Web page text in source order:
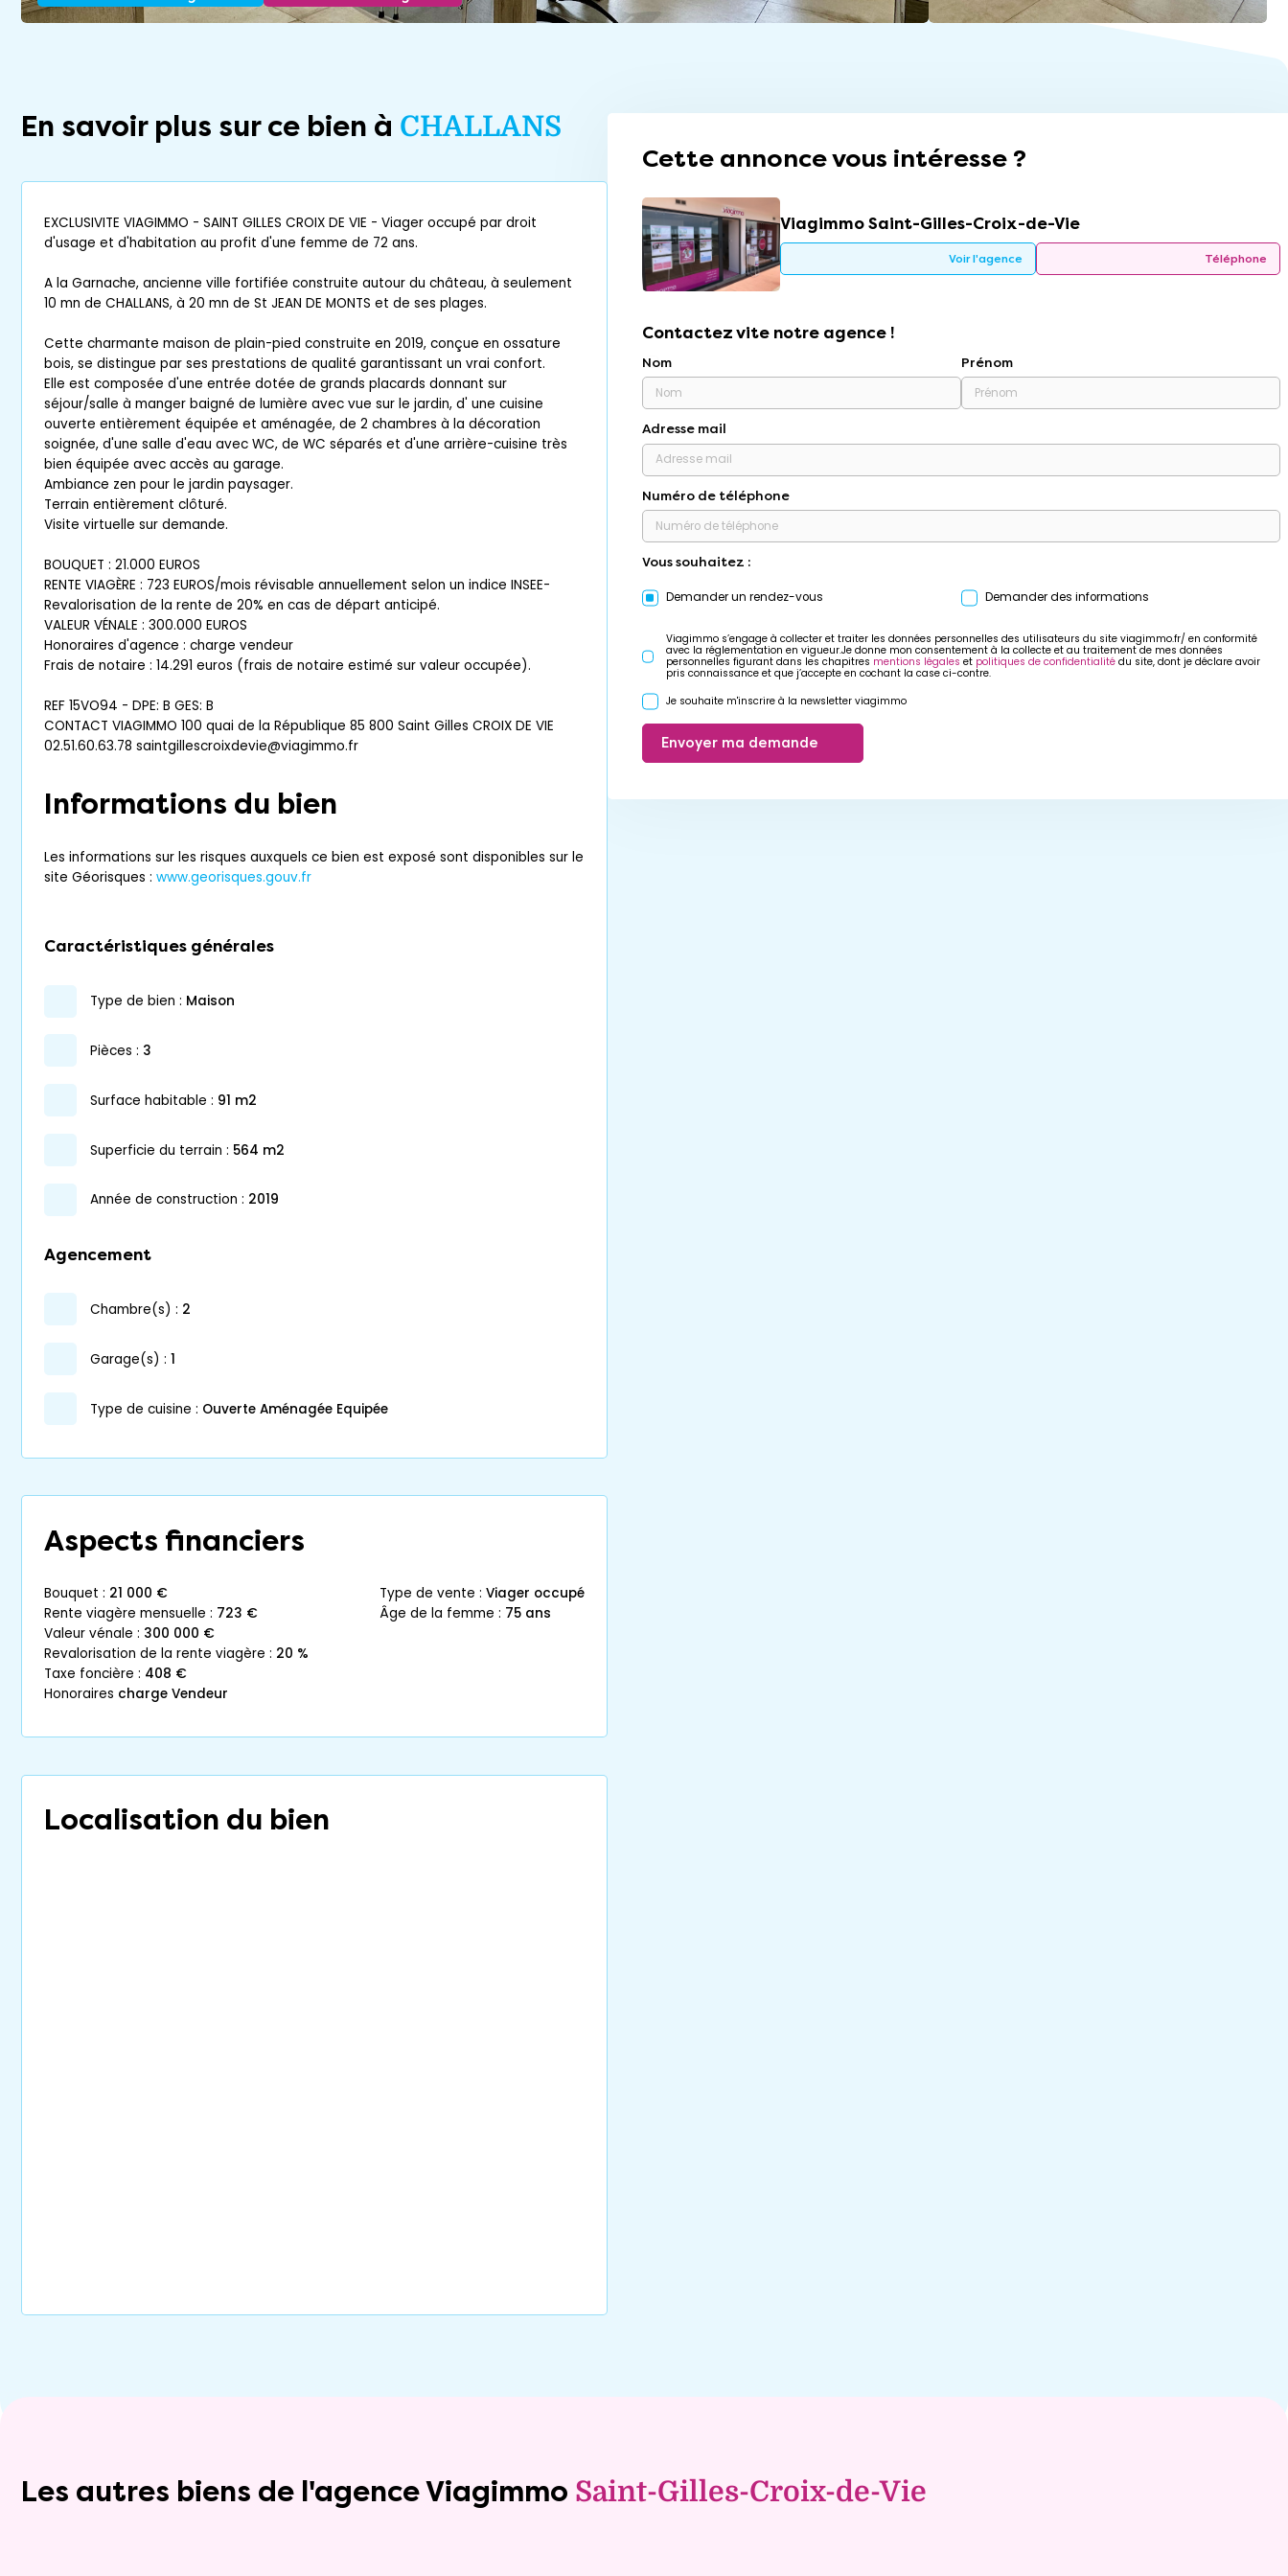
En savoir plus sur ce bien à CHALLANS
EXCLUSIVITE VIAGIMMO - SAINT GILLES CROIX DE VIE - Viager occupé par droit
d'usage et d'habitation au profit d'une femme de 72 ans.
A la Garnache, ancienne ville fortifiée construite autour du château, à seulement
10 mn de CHALLANS, à 20 mn de St JEAN DE MONTS et de ses plages.
Cette charmante maison de plain-pied construite en 2019, conçue en ossature
bois, se distingue par ses prestations de qualité garantissant un vrai confort.
Elle est composée d'une entrée dotée de grands placards donnant sur
séjour/salle à manger baigné de lumière avec vue sur le jardin, d' une cuisine
ouverte entièrement équipée et aménagée, de 2 chambres à la décoration
soignée, d'une salle d'eau avec WC, de WC séparés et d'une arrière-cuisine très
bien équipée avec accès au garage.
Ambiance zen pour le jardin paysager.
Terrain entièrement clôturé.
Visite virtuelle sur demande.
BOUQUET : 21.000 EUROS
RENTE VIAGÈRE : 723 EUROS/mois révisable annuellement selon un indice INSEE-
Revalorisation de la rente de 20% en cas de départ anticipé.
VALEUR VÉNALE : 300.000 EUROS
Honoraires d'agence : charge vendeur
Frais de notaire : 14.291 euros (frais de notaire estimé sur valeur occupée).
REF 15VO94 - DPE: B GES: B
CONTACT VIAGIMMO 100 quai de la République 85 800 Saint Gilles CROIX DE VIE
02.51.60.63.78 saintgillescroixdevie@viagimmo.fr
Informations du bien
Les informations sur les risques auxquels ce bien est exposé sont disponibles sur le
site Géorisques : www.georisques.gouv.fr
Caractéristiques générales
type de bien : maison
pièces : 3
surface habitable : 91 m2
superficie du terrain : 564 m2
année de construction : 2019
Agencement
chambre(s) : 2
garage(s) : 1
Type de cuisine : Ouverte Aménagée Equipée
Aspects financiers
bouquet : 21 000 €
rente viagère mensuelle : 723 €
valeur vénale : 300 000 €
revalorisation de la rente viagère : 20 %
taxe foncière : 408 €
honoraires charge Vendeur
type de vente : Viager occupé
âge de la femme : 75 ans
Localisation du bien
Cette annonce vous intéresse ?
Viagimmo Saint-Gilles-Croix-de-Vie
Voir l'agence Téléphone
Contactez vite notre agence !
Nom Prénom
Adresse mail
Numéro de téléphone
Vous souhaitez :
Demander un rendez-vous Demander des informations
Viagimmo s’engage à collecter et traiter les données personnelles des utilisateurs du site viagimmo.fr/ en conformité
avec la réglementation en vigueur.Je donne mon consentement à la collecte et au traitement de mes données
personnelles figurant dans les chapitres mentions légales et politiques de confidentialité du site, dont je déclare avoir
pris connaissance et que j’accepte en cochant la case ci-contre.
Je souhaite m'inscrire à la newsletter viagimmo
Envoyer ma demande
Les autres biens de l'agence Viagimmo Saint-Gilles-Croix-de-Vie